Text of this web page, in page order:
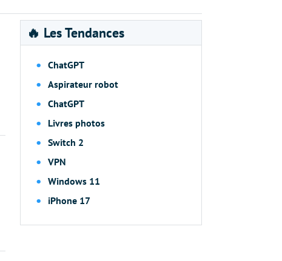
🔥 Les Tendances
ChatGPT
Aspirateur robot
ChatGPT
Livres photos
Switch 2
VPN
Windows 11
iPhone 17